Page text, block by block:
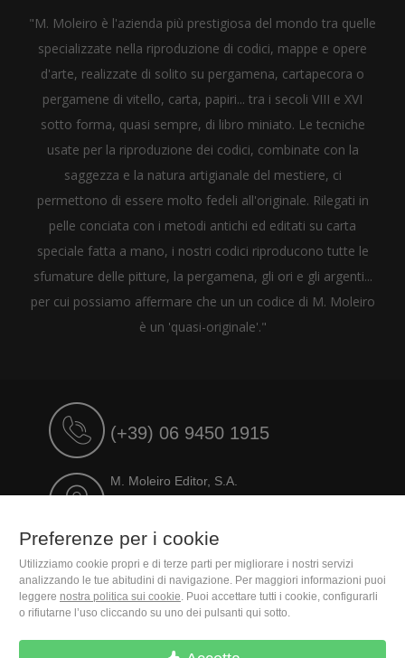
"M. Moleiro è l'azienda più prestigiosa del mondo tra quelle
specializzate nella riproduzione di codici, mappe e opere
d'arte, realizzate di solito su pergamena, cartapecora o
pergamene di vitello, carta, papiri... tra i secoli VIII e XVI
sotto forma, quasi sempre, di libro miniato. Le tecniche
usate per la riproduzione dei codici, combinate con la
saggezza e la natura artigianale del mestiere, ci
permettono di essere molto fedeli all'originale. Rilegati in
pelle conciata con i metodi antichi ed editati su carta
speciale fatta a mano, i nostri codici riproducono tutte le
sfumature delle pitture, la pergamena, gli ori e gli argenti...
per cui possiamo affermare che un un codice di M. Moleiro
è un 'quasi-originale'."
(+39) 06 9450 1915
M. Moleiro Editor, S.A.
Travesera de Gracia, 17
Preferenze per i cookie
Utilizziamo cookie propri e di terze parti per migliorare i nostri servizi
analizzando le tue abitudini di navigazione. Per maggiori informazioni puoi
leggere nostra politica sui cookie. Puoi accettare tutti i cookie, configurarli
o rifiutarne l’uso cliccando su uno dei pulsanti qui sotto.